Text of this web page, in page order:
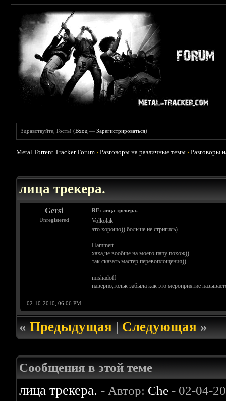
Здравствуйте, Гость! (Вход —Зарегистрироваться)
Metal Torrent Tracker Forum ›Разговоры на различные темы ›Разговоры
лица трекера.
Gersi
Unregistered
RE: лица трекера.
Volkolak
это хорошо)) больше не стригись)
Hammett
хаха,че вообще на моего папу похож))
так сказать мастер перевоплощения))
mishadoff
наверно,тольк забыла как это мероприятие
02-10-2010, 06:06 PM
«Предыдущая|Следующая»
Сообщения в этой теме
лица трекера. - Автор: Che - 02-04-